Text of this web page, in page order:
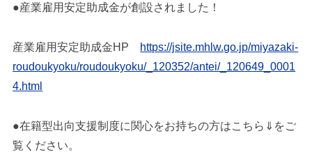
●産業雇用安定助成金が創設されました！
産業雇用安定助成金HP
https://jsite.mhlw.go.jp/miyazaki-
roudoukyoku/roudoukyoku/_120352/antei/_120649_0001
4.html
●在籍型出向支援制度に関心をお持ちの方はこちら⇓をご
覧ください。